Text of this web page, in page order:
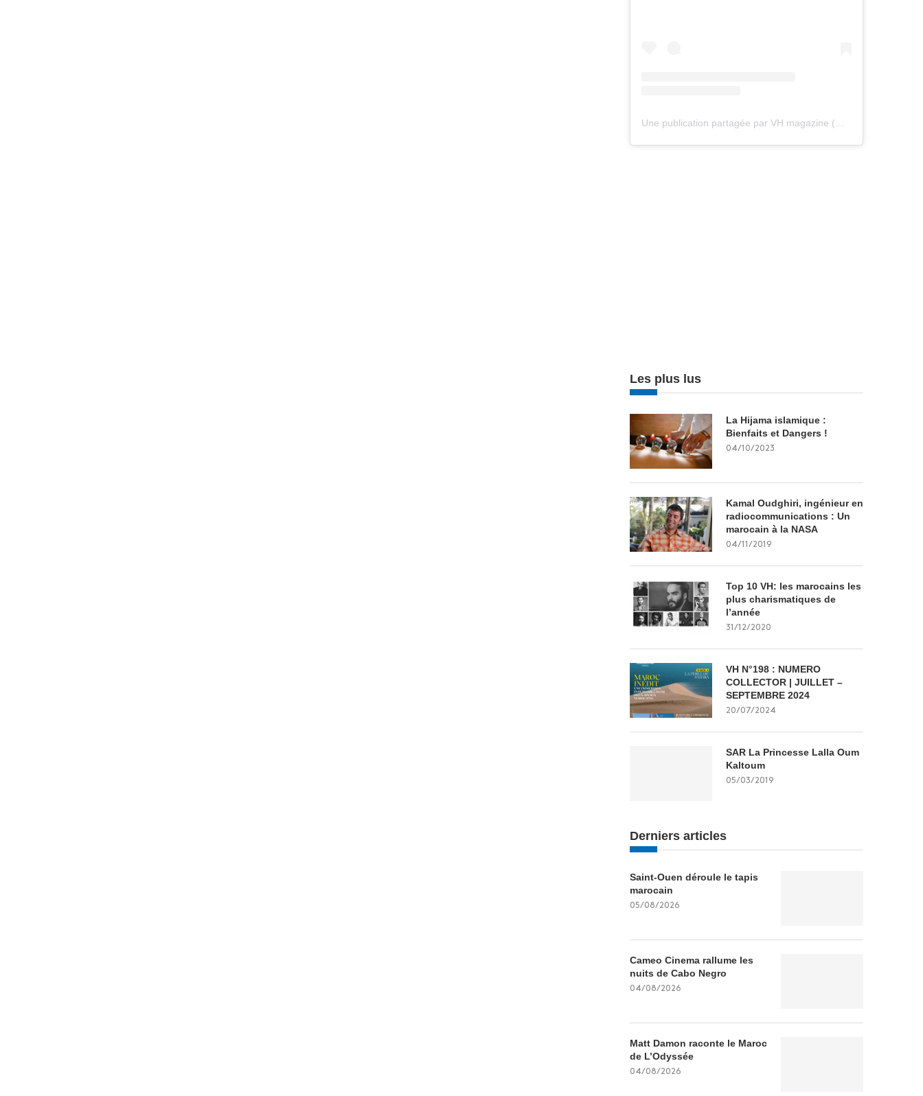
Les plus lus
La Hijama islamique :
Bienfaits et Dangers !
04/10/2023
Kamal Oudghiri, ingénieur en
radiocommunications : Un
marocain à la NASA
04/11/2019
Top 10 VH: les marocains les
plus charismatiques de
l’année
31/12/2020
VH N°198 : NUMERO
COLLECTOR | JUILLET –
SEPTEMBRE 2024
20/07/2024
SAR La Princesse Lalla Oum
Kaltoum
05/03/2019
Derniers articles
Saint-Ouen déroule le tapis
marocain
05/08/2026
Cameo Cinema rallume les
nuits de Cabo Negro
04/08/2026
Matt Damon raconte le Maroc
de L’Odyssée
04/08/2026